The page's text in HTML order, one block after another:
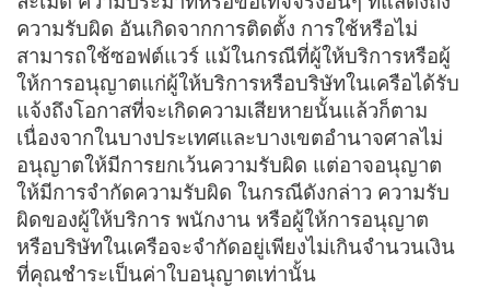
ความรับผิด อันเกิดจากการติดตั้ง การใช้หรือไม่
สามารถใช้ซอฟต์แวร์ แม้ในกรณีที่ผู้ให้บริการหรือผู้
ให้การอนุญาตแก่ผู้ให้บริการหรือบริษัทในเครือได้รับ
แจ้งถึงโอกาสที่จะเกิดความเสียหายนั้นแล้วก็ตาม
เนื่องจากในบางประเทศและบางเขตอำนาจศาลไม่
อนุญาตให้มีการยกเว้นความรับผิด แต่อาจอนุญาต
ให้มีการจำกัดความรับผิด ในกรณีดังกล่าว ความรับ
ผิดของผู้ให้บริการ พนักงาน หรือผู้ให้การอนุญาต
หรือบริษัทในเครือจะจำกัดอยู่เพียงไม่เกินจำนวนเงิน
ที่คุณชำระเป็นค่าใบอนุญาตเท่านั้น